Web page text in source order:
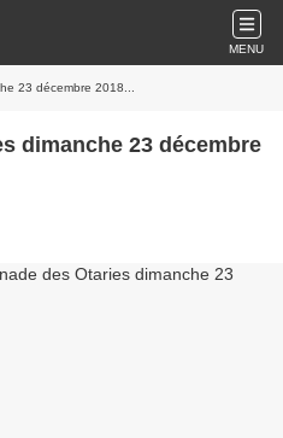
MENU
23 décembre 2018...
dimanche 23 décembre